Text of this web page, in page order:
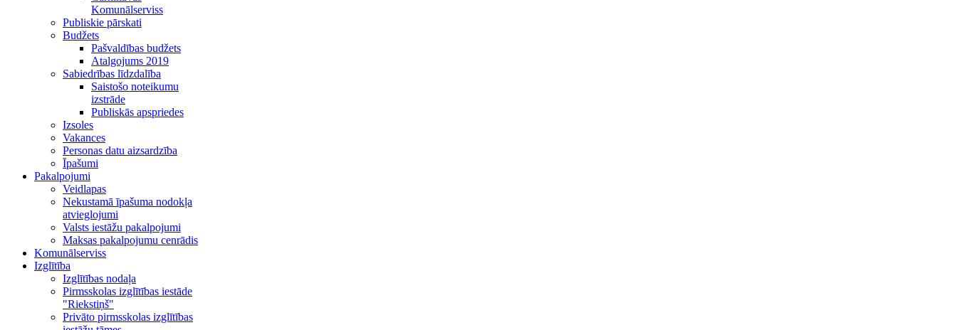
Komunālserviss
Publiskie pārskati
Budžets
Pašvaldības budžets
Atalgojums 2019
Sabiedrības līdzdalība
Saistošo noteikumu
izstrāde
Publiskās apspriedes
Izsoles
Vakances
Personas datu aizsardzība
Īpašumi
Pakalpojumi
Veidlapas
Nekustamā īpašuma nodokļa
atvieglojumi
Valsts iestāžu pakalpojumi
Maksas pakalpojumu cenrādis
Komunālserviss
Izglītība
Izglītības nodaļa
Pirmsskolas izglītības iestāde
"Riekstiņš"
Privāto pirmsskolas izglītības